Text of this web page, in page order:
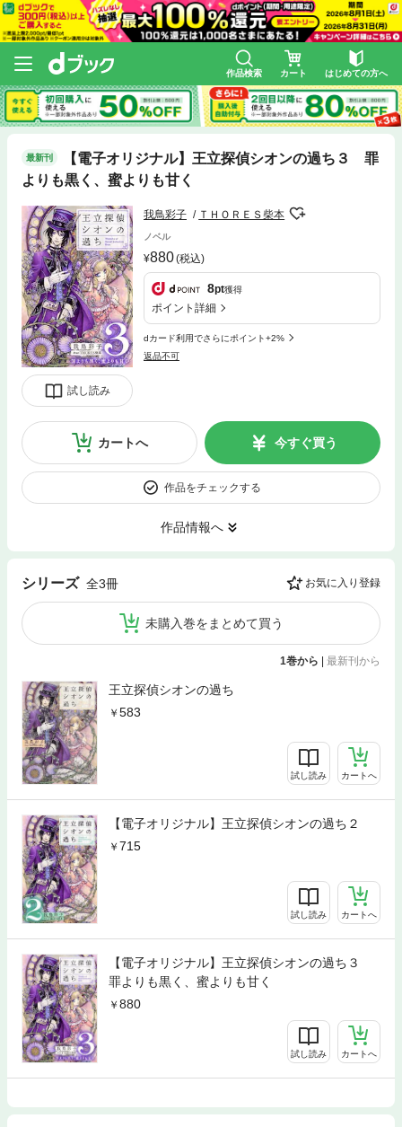
作品検索 カート はじめての方へ
最新刊
【電子オリジナル】王立探偵シオンの過ち３ 罪
よりも黒く、蜜よりも甘く
試し読み
我鳥彩子 ＴＨＯＲＥＳ柴本
ノベル
880(税込)
8pt獲得
ポイント詳細
dカード利用でさらにポイント+2%
返品不可
カートへ 今すぐ買う
作品をチェックする
作品情報へ
シリーズ 全3冊 お気に入り登録
未購入巻をまとめて買う
1巻から | 最新刊から
王立探偵シオンの過ち
583
試し読み カートへ
【電子オリジナル】王立探偵シオンの過ち２
715
試し読み カートへ
【電子オリジナル】王立探偵シオンの過ち３
罪よりも黒く、蜜よりも甘く
880
試し読み カートへ